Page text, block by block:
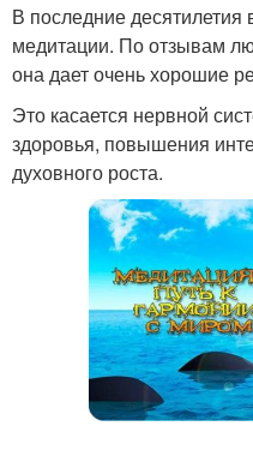
В последние десятилетия
медитации. По отзывам
она дает очень хорошие
Это касается нервной
здоровья, повышения
духовного роста.